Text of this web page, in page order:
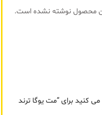
محصول نوشته نشده است.
کنید برای “مت یوگا ترند